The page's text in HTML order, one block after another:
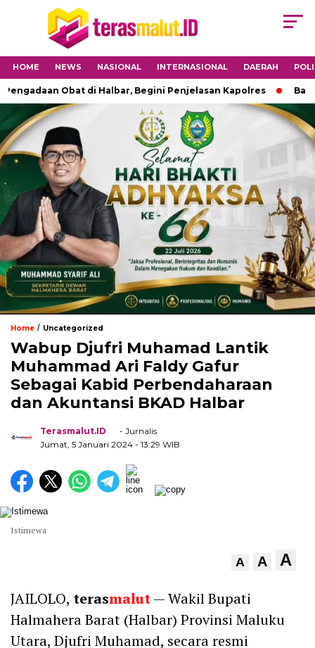
HOME NEWS NASIONAL INTERNASIONAL DAERAH
Obat di Halbar, Begini Penjelasan Kapolres
Home / Uncategorized
Wabup Djufri Muhamad Lantik
Muhammad Ari Faldy Gafur
Sebagai Kabid Perbendaharaan
dan Akuntansi BKAD Halbar
Terasmalut.ID
- Jurnalis
Jumat, 5 Januari 2024 - 13:29 WIB
Istimewa
A A A
JAILOLO, terasmalut— Wakil Bupati
Halmahera Barat (Halbar) Provinsi Maluku
Utara, Djufri Muhamad, secara resmi